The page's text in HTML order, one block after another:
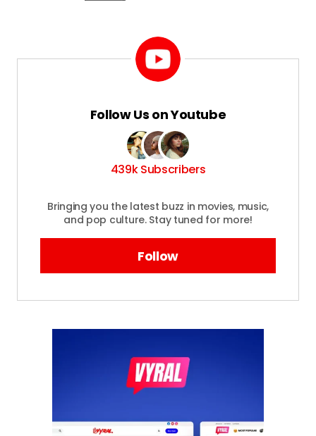
Follow Us on Youtube
439k Subscribers
Bringing you the latest buzz in movies, music,
and pop culture. Stay tuned for more!
Follow